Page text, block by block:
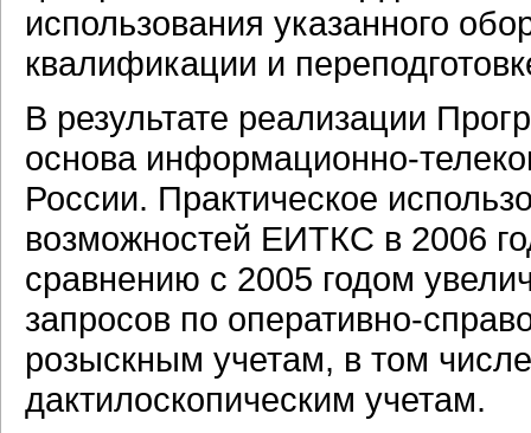
использования указанного
квалификации и
В результате реализации
основа информационно-
России. Практическое
возможностей ЕИТКС в 2006
сравнению с 2005 годом
запросов по оперативно-
розыскным учетам, в том
дактилоскопическим учетам.